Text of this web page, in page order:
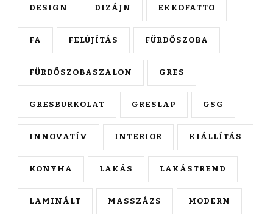
DESIGN DIZÁJN EKKOFATTO
FA FELÚJÍTÁS FÜRDŐSZOBA
FÜRDŐSZOBASZALON GRES
GRESBURKOLAT GRESLAP GSG
INNOVATÍV INTERIOR KIÁLLÍTÁS
KONYHA LAKÁS LAKÁSTREND
LAMINÁLT MASSZÁZS MODERN